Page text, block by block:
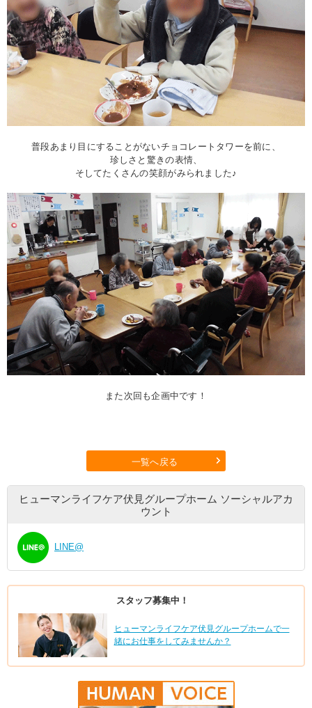
普段あまり目にすることがないチョコレートタワーを前に、
珍しさと驚きの表情、
そしてたくさんの笑顔がみられました♪
また次回も企画中です！
一覧へ戻る
ヒューマンライフケア伏見グループホーム ソーシャルアカ
ウント
LINE@
スタッフ募集中！
ヒューマンライフケア伏見グループホームで一
緒にお仕事をしてみませんか？